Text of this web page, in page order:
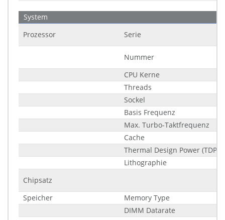
System
Prozessor
Serie
Nummer
CPU Kerne
Threads
Sockel
Basis Frequenz
Max. Turbo-Taktfrequenz
Cache
Thermal Design Power (TDP)
Lithographie
Chipsatz
Speicher
Memory Type
DIMM Datarate